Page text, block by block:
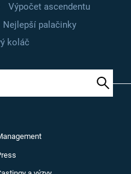
Výpočet ascendentu
Nejlepší palačinky
koláč